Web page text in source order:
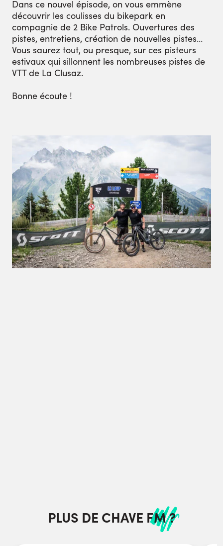
Dans ce nouvel épisode, on vous emmène
découvrir les coulisses du bikepark en
compagnie de 2 Bike Patrols. Ouvertures des
pistes, entretiens, création de nouvelles pistes…
Vous saurez tout, ou presque, sur ces pisteurs
estivaux qui sillonnent les nombreuses pistes de
VTT de La Clusaz.
Bonne écoute !
PLUS DE CHAVE FM ?